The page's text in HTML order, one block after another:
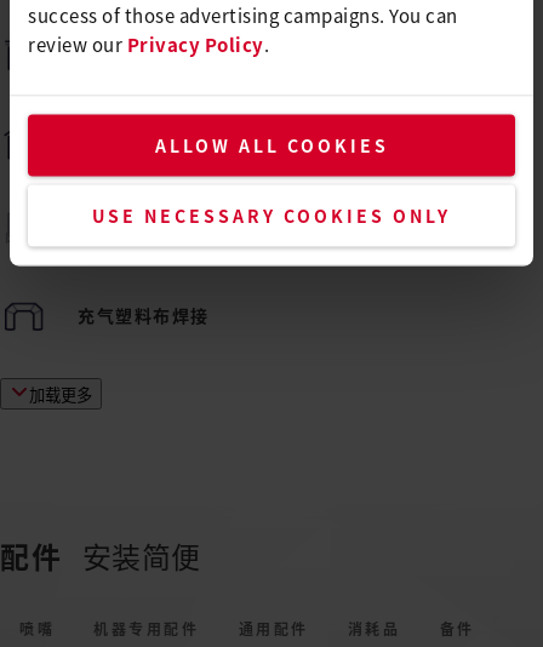
success of those advertising campaigns. You can
review our Privacy Policy.
ALLOW ALL COOKIES
USE NECESSARY COOKIES ONLY
平顶膜焊接
箔片收缩
充气塑料布焊接
加载更多
配件 安装简便
喷嘴 机器专用配件 通用配件 消耗品 备件